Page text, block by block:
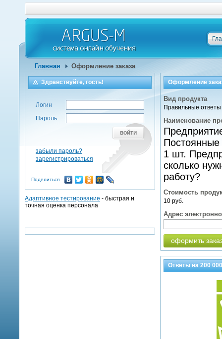
Главная Оформление заказа
Оформление
Вид продукта
Правильные ответы
Наименование
1 шт.
сколько
работу?
Стоимость
10 руб.
Адрес
оформить
Ответы на200 000
Здравствуйте, гость!
Логин
Пароль
войти
забыли пароль?
зарегистрироваться
Поделиться
Адаптивное тестирование - быстрая и
точная оценка персонала